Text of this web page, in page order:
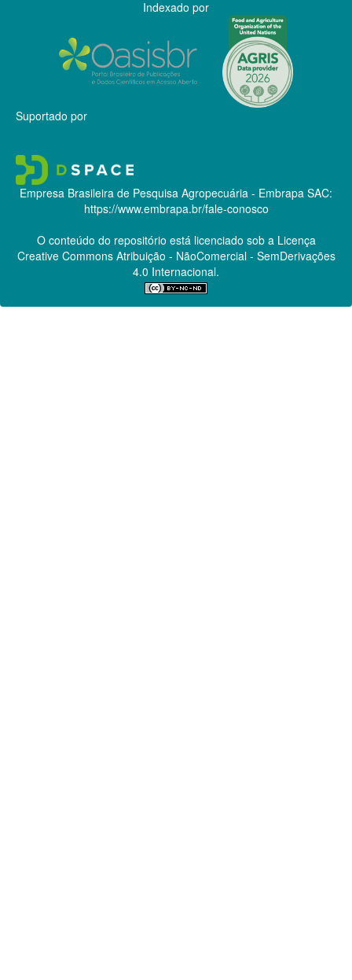
Indexado por
Suportado por
Empresa Brasileira de Pesquisa Agropecuária - Embrapa SAC:
https://www.embrapa.br/fale-conosco
O conteúdo do repositório está licenciado sob a Licença
Creative CommonsAtribuição - NãoComercial - SemDerivações
4.0 Internacional.